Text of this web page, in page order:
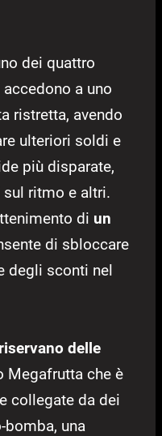
dei quattro
a uno
ristretta, avendo
ulteriori soldi e
più disparate,
ritmo e altri.
di un
di sbloccare
degli sconti nel
delle
Megafrutta che è
collegate da dei
bomba, una